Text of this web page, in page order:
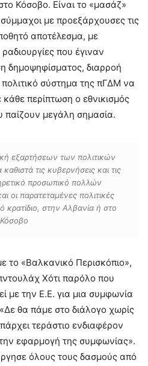
Κόσοβο. Είναι το «μασάζ»
με προεξάρχουσες τις
αποτέλεσμα, με
που έγιναν
δημοψηφίσματος, διαρροή
σύστημα της πΓΔΜ να
περίπτωση ο εθνικισμός
παίζουν μεγάλη σημασία.
εξαρτήσεων των πολιτικών
τις κυβερνήσεις και τις
προσωπικό πολλών
οι παρατεταμένες πολιτικές
κρατίδιο, στην Αλβανία ή στο
Κόσοβο
το «Βαλκανικό Περισκόπιο»,
Χότι παρόλο που
με την Ε.Ε. για μια συμφωνία
«Δε θα πάμε στο διάλογο χωρίς
τεράστιο ενδιαφέρον
εφαρμογή της συμφωνίας».
όλους τους δασμούς από